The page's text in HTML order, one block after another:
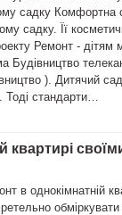
садку Комфортна
садку. Її
Ремонт - дітям
Будівництво
). Дитячий
Тоді стандарти…
квартирі
в однокімнатній
обміркувати